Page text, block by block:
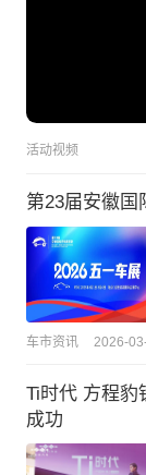
活动视频
第23届安徽国
车市资讯 2026-
Ti时代 方程豹
成功